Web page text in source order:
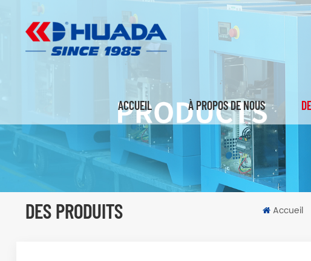
ACCUEIL À PROPOS DE NOUS
DES PRODUITS Accueil